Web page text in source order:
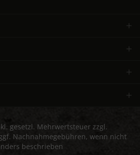
gesetzl. Mehrwertsteuer zzgl.
Nachnahmegebühren, wenn nicht
beschrieben